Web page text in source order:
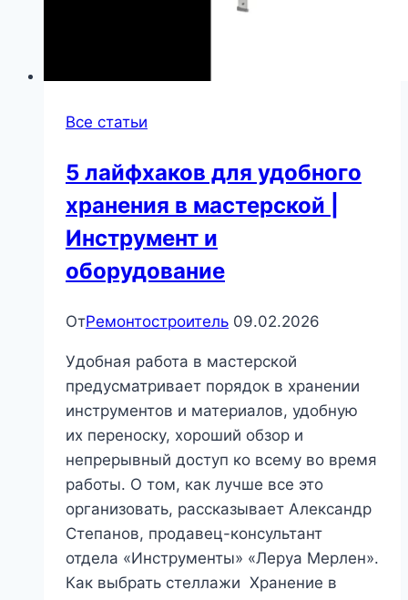
Все статьи
5 лайфхаков для удобного
хранения в мастерской |
Инструмент и
оборудование
ОтРемонтостроитель 09.02.2026
Удобная работа в мастерской
предусматривает порядок в хранении
инструментов и материалов, удобную
их переноску, хороший обзор и
непрерывный доступ ко всему во время
работы. О том, как лучше все это
организовать, рассказывает Александр
Степанов, продавец-консультант
отдела «Инструменты» «Леруа Мерлен».
Как выбрать стеллажи Хранение в